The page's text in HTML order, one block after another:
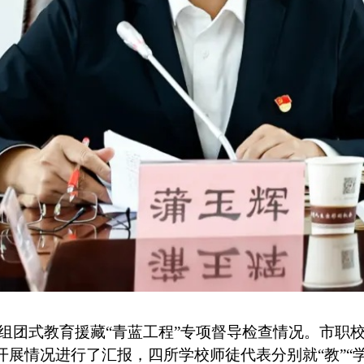
教育援藏“青蓝工程”专项督导检查情况。市职
情况进行了汇报，四所学校师徒代表分别就“教”“